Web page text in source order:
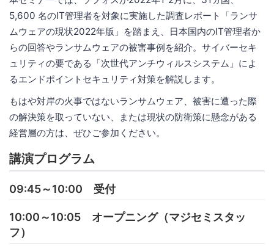
5,600 名のIT管理者を対象に実施した調査レポート「ランサ
ムウェアの現状2022年版」を踏まえ、日本国内のIT管理者か
らの回答やランサムウェアの被害事例を紹介。サイバーセキ
ュリティの要である「次世代アンチウィルスシステム」によ
るエンドポイントセキュリティ対策を解説します。
もはや対岸の火事ではないランサムウェア、被害に遭った際
の解決策を取っていない、または現状の防衛策に懸念がある
経営層の方は、ぜひご参加ください。
講演プログラム
09:45～10:00 受付
10:00～10:05 オープニング（マジセミスタッ
フ）